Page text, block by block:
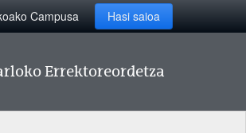
Campusa Hasi saioa
Errektoreordetza